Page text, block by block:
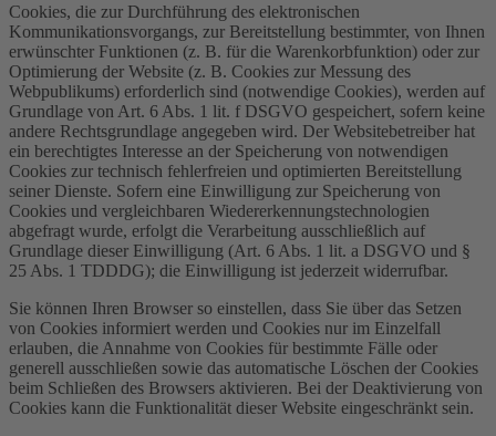
Cookies, die zur Durchführung des elektronischen
Kommunikationsvorgangs, zur Bereitstellung bestimmter, von Ihnen
erwünschter Funktionen (z. B. für die Warenkorbfunktion) oder zur
Optimierung der Website (z. B. Cookies zur Messung des
Webpublikums) erforderlich sind (notwendige Cookies), werden auf
Grundlage von Art. 6 Abs. 1 lit. f DSGVO gespeichert, sofern keine
andere Rechtsgrundlage angegeben wird. Der Websitebetreiber hat
ein berechtigtes Interesse an der Speicherung von notwendigen
Cookies zur technisch fehlerfreien und optimierten Bereitstellung
seiner Dienste. Sofern eine Einwilligung zur Speicherung von
Cookies und vergleichbaren Wiedererkennungstechnologien
abgefragt wurde, erfolgt die Verarbeitung ausschließlich auf
Grundlage dieser Einwilligung (Art. 6 Abs. 1 lit. a DSGVO und §
25 Abs. 1 TDDDG); die Einwilligung ist jederzeit widerrufbar.
Sie können Ihren Browser so einstellen, dass Sie über das Setzen
von Cookies informiert werden und Cookies nur im Einzelfall
erlauben, die Annahme von Cookies für bestimmte Fälle oder
generell ausschließen sowie das automatische Löschen der Cookies
beim Schließen des Browsers aktivieren. Bei der Deaktivierung von
Cookies kann die Funktionalität dieser Website eingeschränkt sein.